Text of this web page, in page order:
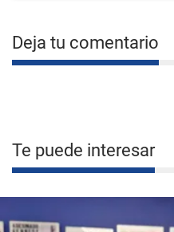
Deja tu comentario
Te puede interesar